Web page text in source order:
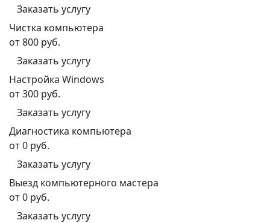
Заказать услугу
Чистка компьютера
от 800 руб.
Заказать услугу
Настройка Windows
от 300 руб.
Заказать услугу
Диагностика компьютера
от 0 руб.
Заказать услугу
Выезд компьютерного мастера
от 0 руб.
Заказать услугу